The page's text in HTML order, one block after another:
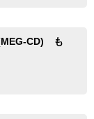
CD) も